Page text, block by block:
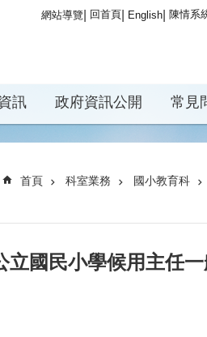
網站導覽 回首頁 English 陳情系
訊 政府資訊公開 常見
首頁 科室業務 國小教育科
立國民小學候用主任